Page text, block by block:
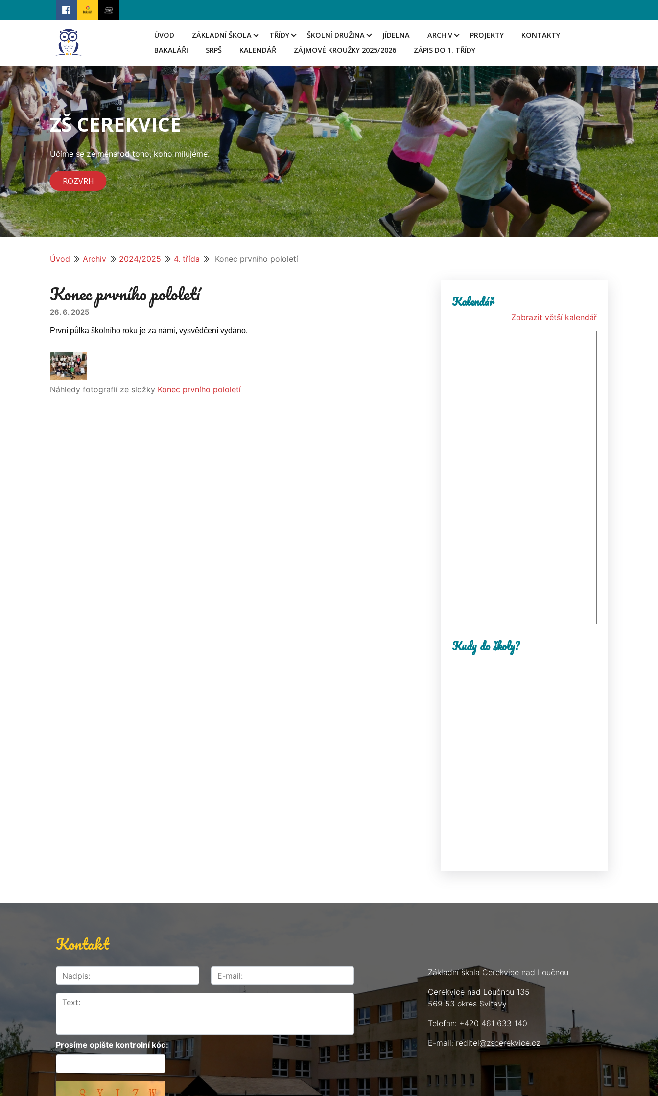
ÚVOD ZÁKLADNÍ ŠKOLA TŘÍDY ŠKOLNÍ DRUŽINA JÍDELNA ARCHIV PROJEKTY
KONTAKTY
BAKALÁŘI
SRPŠ KALENDÁŘ ZÁJMOVÉ KROUŽKY 2025/2026 ZÁPIS DO 1. TŘÍDY
ZŠ CEREKVICE
Učíme se zejména od toho, koho milujeme.
ROZVRH
Úvod Archiv 2024/2025 4. třída Konec prvního pololetí
Konec prvního pololetí
26. 6. 2025
První půlka školního roku je za námi, vysvědčení vydáno.
Náhledy fotografií ze složky Konec prvního pololetí
Kalendář
Zobrazit větší kalendář
Kudy do školy?
Kontakt
Prosíme opište kontrolní kód:
Základní škola Cerekvice nad Loučnou
Cerekvice nad Loučnou 135
569 53 okres Svitavy
Telefon: +420 461 633 140
E-mail:reditel@zscerekvice.cz